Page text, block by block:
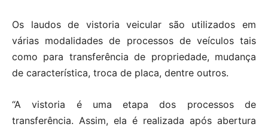
Os laudos de vistoria veicular são utilizados em
várias modalidades de processos de veículos tais
como para transferência de propriedade, mudança
de característica, troca de placa, dentre outros.
“A vistoria é uma etapa dos processos de
transferência. Assim, ela é realizada após abertura